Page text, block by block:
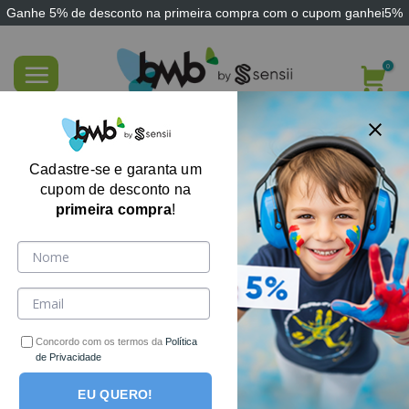
Ganhe 5% de desconto na primeira compra com o cupom ganhei5%
content
FILTRE AQUI
Cadastre-se e garanta um
cupom de desconto na
primeira compra!
Concordo com os termos da Política
de Privacidade
EU QUERO!